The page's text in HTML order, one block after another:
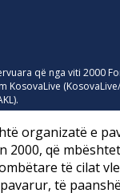
që nga viti 2000
KosovaLive
organizatë e
2000, që
të cilat
të